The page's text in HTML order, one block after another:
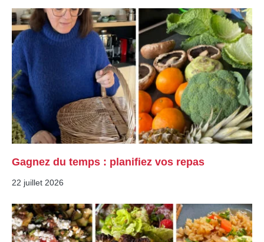
Gagnez du temps : planifiez vos repas
22 juillet 2026